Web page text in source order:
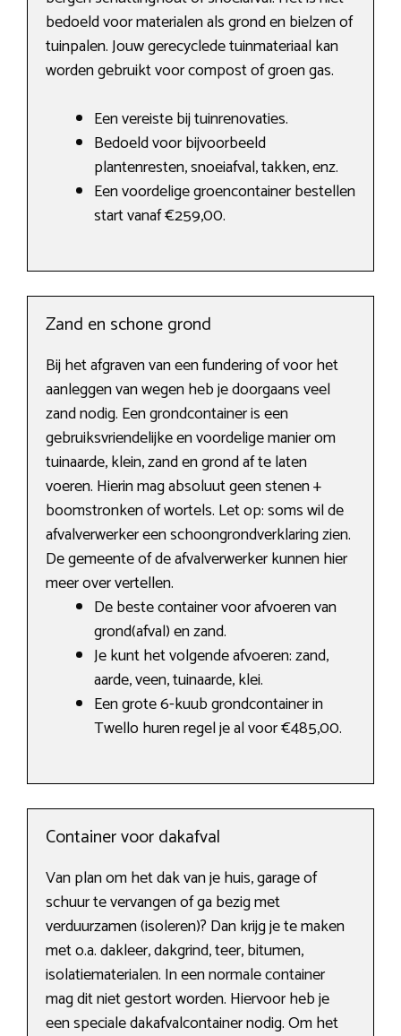
bedoeld voor materialen als grond en bielzen of
tuinpalen. Jouw gerecyclede tuinmateriaal kan
worden gebruikt voor compost of groen gas.
Een vereiste bij tuinrenovaties.
Bedoeld voor bijvoorbeeld
plantenresten, snoeiafval, takken, enz.
Een voordelige groencontainer bestellen
start vanaf €259,00.
Zand en schone grond
Bij het afgraven van een fundering of voor het
aanleggen van wegen heb je doorgaans veel
zand nodig. Een grondcontainer is een
gebruiksvriendelijke en voordelige manier om
tuinaarde, klein, zand en grond af te laten
voeren. Hierin mag absoluut geen stenen +
boomstronken of wortels. Let op: soms wil de
afvalverwerker een schoongrondverklaring zien.
De gemeente of de afvalverwerker kunnen hier
meer over vertellen.
De beste container voor afvoeren van
grond(afval) en zand.
Je kunt het volgende afvoeren: zand,
aarde, veen, tuinaarde, klei.
Een grote 6-kuub grondcontainer in
Twello huren regel je al voor €485,00.
Container voor dakafval
Van plan om het dak van je huis, garage of
schuur te vervangen of ga bezig met
verduurzamen (isoleren)? Dan krijg je te maken
met o.a. dakleer, dakgrind, teer, bitumen,
isolatiematerialen. In een normale container
mag dit niet gestort worden. Hiervoor heb je
een speciale dakafvalcontainer nodig. Om het